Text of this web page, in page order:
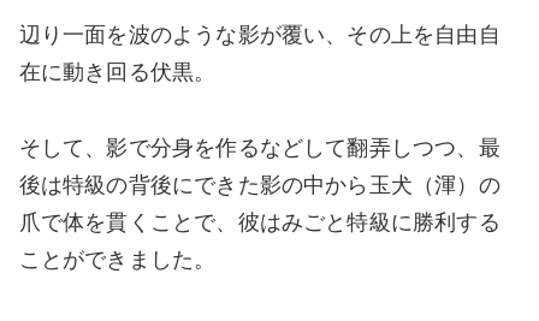
辺り一面を波のような影が覆い、その上を自由自
在に動き回る伏黒。
そして、影で分身を作るなどして翻弄しつつ、最
後は特級の背後にできた影の中から玉犬（渾）の
爪で体を貫くことで、彼はみごと特級に勝利する
ことができました。